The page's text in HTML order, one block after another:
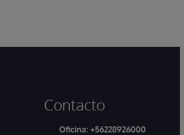
Contacto
Oficina: +56228926000